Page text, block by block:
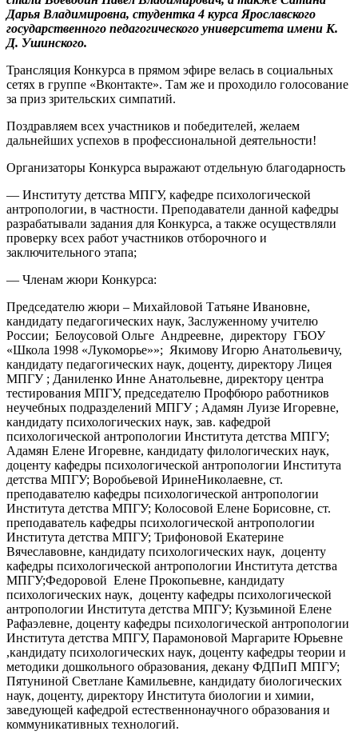
Дарья Владимировна, студентка 4 курса Ярославского
государственного педагогического университета имени К.
Д. Ушинского.
Трансляция Конкурса в прямом эфире велась в социальных
сетях в группе «Вконтакте». Там же и проходило голосование
за приз зрительских симпатий.
Поздравляем всех участников и победителей, желаем
дальнейших успехов в профессиональной деятельности!
Организаторы Конкурса выражают отдельную благодарность
— Институту детства МПГУ, кафедре психологической
антропологии, в частности. Преподаватели данной кафедры
разрабатывали задания для Конкурса, а также осуществляли
проверку всех работ участников отборочного и
заключительного этапа;
— Членам жюри Конкурса:
Председателю жюри – Михайловой Татьяне Ивановне,
кандидату педагогических наук, Заслуженному учителю
России; Белоусовой Ольге Андреевне, директору ГБОУ
«Школа 1998 «Лукоморье»»; Якимову Игорю Анатольевичу,
кандидату педагогических наук, доценту, директору Лицея
МПГУ ; Даниленко Инне Анатольевне, директору центра
тестирования МПГУ, председателю Профбюро работников
неучебных подразделений МПГУ ; Адамян Луизе Игоревне,
кандидату психологических наук, зав. кафедрой
психологической антропологии Института детства МПГУ;
Адамян Елене Игоревне, кандидату филологических наук,
доценту кафедры психологической антропологии Института
детства МПГУ; Воробьевой ИринеНиколаевне, ст.
преподавателю кафедры психологической антропологии
Института детства МПГУ; Колосовой Елене Борисовне, ст.
преподаватель кафедры психологической антропологии
Института детства МПГУ; Трифоновой Екатерине
Вячеславовне, кандидату психологических наук, доценту
кафедры психологической антропологии Института детства
МПГУ;Федоровой Елене Прокопьевне, кандидату
психологических наук, доценту кафедры психологической
антропологии Института детства МПГУ; Кузьминой Елене
Рафаэлевне, доценту кафедры психологической антропологии
Института детства МПГУ, Парамоновой Маргарите Юрьевне
,кандидату психологических наук, доценту кафедры теории и
методики дошкольного образования, декану ФДПиП МПГУ;
Пятуниной Светлане Камильевне, кандидату биологических
наук, доценту, директору Института биологии и химии,
заведующей кафедрой естественнонаучного образования и
коммуникативных технологий.